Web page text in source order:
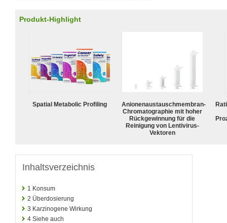
Produkt-Highlight
Spatial Metabolic Profiling
Anionenaustauschmembran-
Chromatographie mit hoher
Rückgewinnung für die
Reinigung von Lentivirus-
Vektoren
Inhaltsverzeichnis
1 Konsum
2 Überdosierung
3 Karzinogene Wirkung
4 Siehe auch